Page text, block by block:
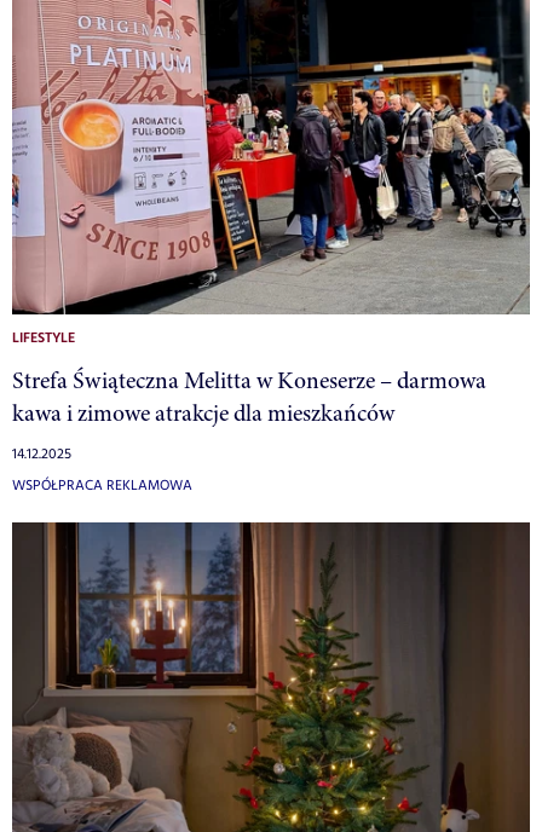
LIFESTYLE
Strefa Świąteczna Melitta w Koneserze – darmowa
kawa i zimowe atrakcje dla mieszkańców
14.12.2025
WSPÓŁPRACA REKLAMOWA